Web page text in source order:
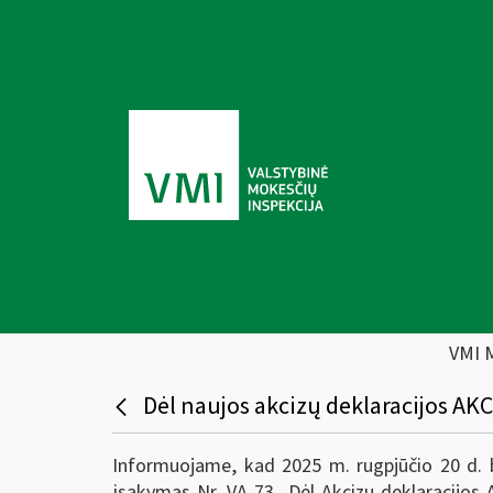
VMI
Dėl naujos akcizų deklaracijos
Informuojame, kad 2025 m. rugpjūčio 20